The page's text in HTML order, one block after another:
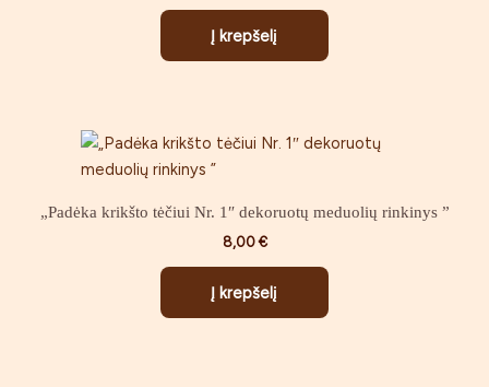
Į krepšelį
„Padėka krikšto tėčiui Nr. 1″ dekoruotų meduolių rinkinys ”
8,00€
Į krepšelį